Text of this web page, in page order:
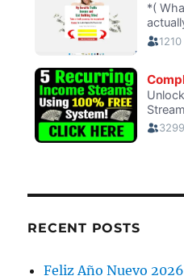
RECENT POSTS
Feliz Año Nuevo 2026